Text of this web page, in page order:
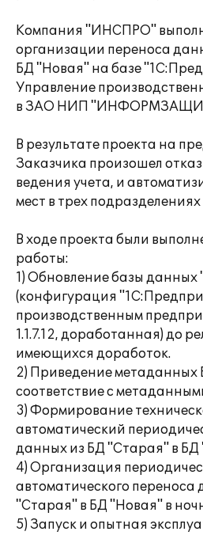
Компания "ИНСПРО"
организации переноса
БД "Новая" на базе
Управление
в ЗАО НИП
В результате проекта на
Заказчика произошел
ведения учета, и
мест в трех
В ходе проекта были
работы:
1) Обновление базы
(конфигурация
производственным
1.1.7.12, доработанная) до
имеющихся доработок.
2) Приведение метаданных
соответствие с
3) Формирование
автоматический
данных из БД "Старая" в БД
4) Организация
автоматического переноса
"Старая" в БД "Новая" в
5) Запуск и опытная